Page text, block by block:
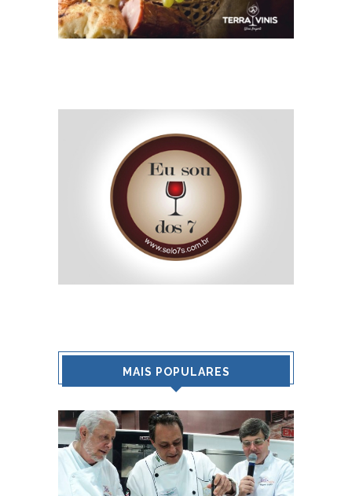
MAIS POPULARES